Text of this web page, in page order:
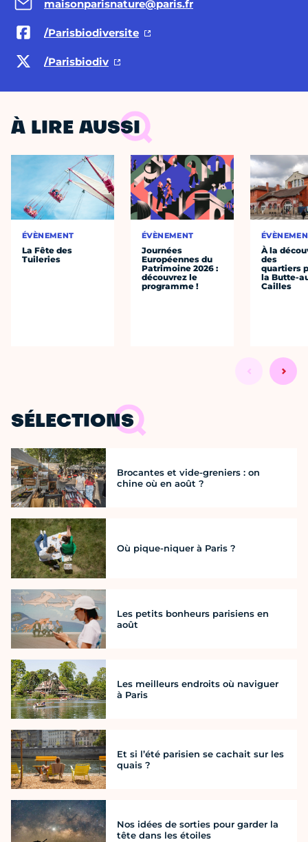
maisonparisnature@paris.fr
/Parisbiodiversite
/Parisbiodiv
À LIRE AUSSI
ÉVÈNEMENT
La Fête des
Tuileries
ÉVÈNEMENT
Journées
Européennes du
Patrimoine 2026 :
découvrez le
programme !
À la
des
quartiers
la Butte-
Cailles
SÉLECTIONS
Brocantes et vide-greniers : on
chine où en août ?
Où pique-niquer à Paris ?
Les petits bonheurs parisiens en
août
Les meilleurs endroits où naviguer
à Paris
Et si l’été parisien se cachait sur les
quais ?
Nos idées de sorties pour garder la
tête dans les étoiles